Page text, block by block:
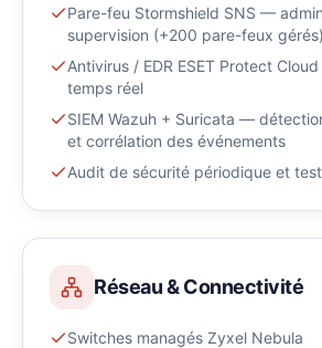
Pare-feu Stormshield SNS —
supervision (+200 pare-feux gérés)
Antivirus / EDR ESET Protect
temps réel
SIEM Wazuh + Suricata —
et corrélation des événements
Audit de sécurité périodique et
Réseau & Connectivité
Switches managés Zyxel Nebula